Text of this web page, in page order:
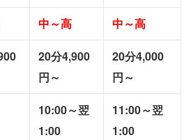
中～高 中～高
20分4,900
円～
20分4,000
円～
10:00～翌
1:00
11:00～翌
1:00